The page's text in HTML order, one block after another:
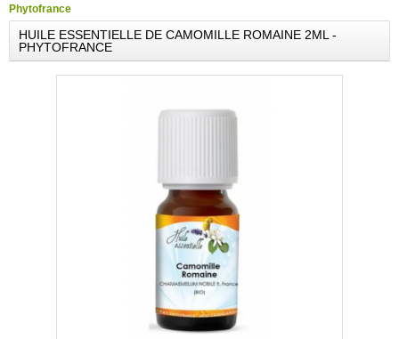
Phytofrance
HUILE ESSENTIELLE DE CAMOMILLE ROMAINE 2ML -
PHYTOFRANCE